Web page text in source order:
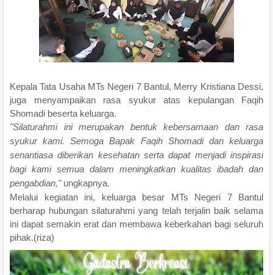
Kepala Tata Usaha MTs Negeri 7 Bantul, Merry Kristiana Dessi,
juga menyampaikan rasa syukur atas kepulangan Faqih
Shomadi beserta keluarga.
"Silaturahmi ini merupakan bentuk kebersamaan dan rasa
syukur kami. Semoga Bapak Faqih Shomadi dan keluarga
senantiasa diberikan kesehatan serta dapat menjadi inspirasi
bagi kami semua dalam meningkatkan kualitas ibadah dan
pengabdian,"ungkapnya.
Melalui kegiatan ini, keluarga besar MTs Negeri 7 Bantul
berharap hubungan silaturahmi yang telah terjalin baik selama
ini dapat semakin erat dan membawa keberkahan bagi seluruh
pihak.(riza)